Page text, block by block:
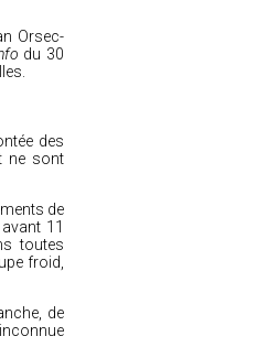
Orsec-
du 30
des
ne sont
de
11
toutes
froid,
de